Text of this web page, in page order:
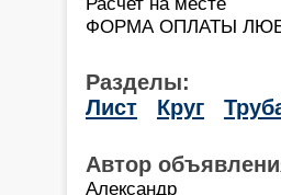
ФОРМА ОПЛАТЫ
Разделы:
Лист
Круг
Автор
Александр